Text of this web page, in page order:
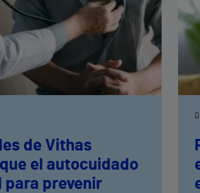
de Vithas
el autocuidado
para prevenir